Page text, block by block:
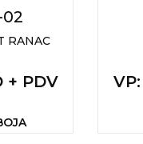
RANAC
+ PDV VP